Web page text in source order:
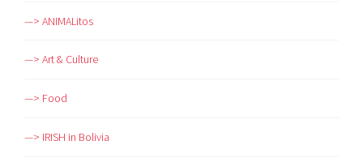
—> ANIMALitos
—> Art & Culture
—> Food
—> IRISH in Bolivia